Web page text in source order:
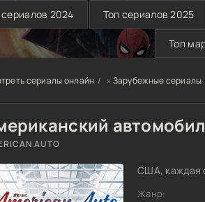
2024 Топ сериалов 2025
Топ
сериалы онлайн » Зарубежные сериалы
AUTO
США, каждая
Жанр: